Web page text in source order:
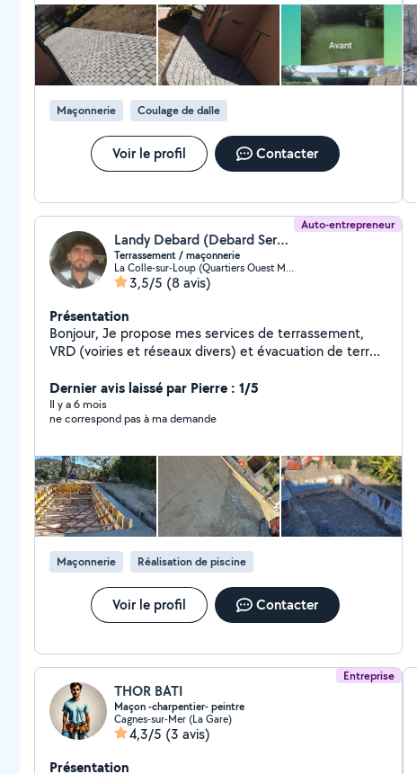
Maçonnerie Coulage de dalle
Voir le profil Contacter
Auto-entrepreneur
Landy Debard (Debard Services)
Terrassement / maçonnerie
La Colle-sur-Loup (Quartiers Ouest Montgros-Montmeuille)
3,5/5 (8 avis)
Présentation
Bonjour, Je propose mes services de terrassement,
VRD (voiries et réseaux divers) et évacuation de terre /
pelles adaptées à tous types de chantiers. Intervention
en accès difficiles avec camion VL 3,5T pour
l'évacuation des déchets et gravats. Réalisation de
nivellement, préparation enrobé, création d'allées /
parkings, aménagements extérieurs, réseaux (eau,
électricité, telecom, assainissement). Tous travaux de
maçonnerie , gros-œuvre. Auto-entrepreneur, assuré,
équipé de A à Z, je garantis un travail propre, rapide et
soigné. Déplacement et devis gratuits. N'hésitez pas à
me contacter.
Dernier avis laissé par Pierre : 1/5
Il y a 6 mois
ne correspond pas à ma demande
Maçonnerie Réalisation de piscine
Voir le profil Contacter
Entreprise
THOR BATI
Maçon -charpentier- peintre
Cagnes-sur-Mer (La Gare)
4,3/5 (3 avis)
Présentation